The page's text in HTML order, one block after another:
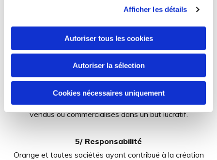
Afficher les détails
Autoriser tous les cookies
Autoriser la sélection
Cookies nécessaires uniquement
non exclusif de ce site. L'ensemble des éléments édités
En conséquence, toute représentation ou reproduction,
est illicite. Les éléments de ce site ne peuvent être
vendus ou commercialisés dans un but lucratif.
5/ Responsabilité
Orange et toutes sociétés ayant contribué à la création